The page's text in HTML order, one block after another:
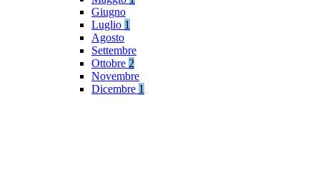
Giugno
Luglio 1
Agosto
Settembre
Ottobre 2
Novembre
Dicembre 1